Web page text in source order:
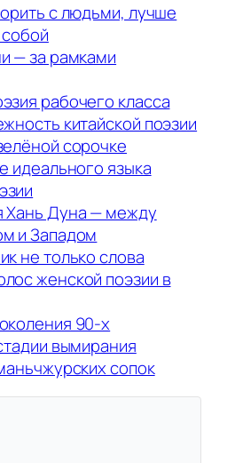
с людьми, лучше
— за рамками
рабочего класса
китайской поэзии
сорочке
идеального языка
Хань Дуна — между
и Западом
не только слова
женской поэзии в
90-х
вымирания
сопок